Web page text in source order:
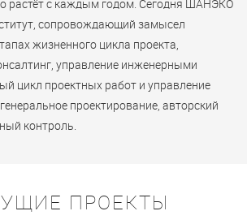
растёт с каждым годом. Сегодня ШАНЭКО
сопровождающий замысел
жизненного цикла проекта,
управление инженерными
цикл проектных работ и управление
проектирование, авторский
контроль.
ПРОЕКТЫ